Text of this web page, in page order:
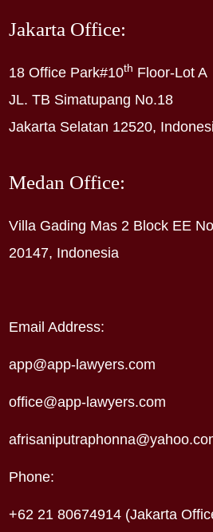
Jakarta Office:
18 Office Park#10th Floor-Lot A
JL. TB Simatupang No.18
Jakarta Selatan 12520,
Medan Office:
Villa Gading Mas 2 Block EE
20147, Indonesia
Email Address:
app@app-lawyers.com
office@app-lawyers.com
Phone:
+62 21 80674914 (Jakarta